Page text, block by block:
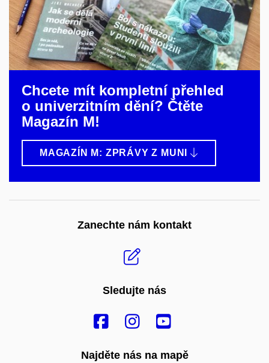
Chcete mít kompletní přehled
o univerzitním dění? Čtěte
Magazín M!
MAGAZÍN M: ZPRÁVY Z MUNI
Zanechte nám kontakt
Sledujte nás
Najděte nás na mapě